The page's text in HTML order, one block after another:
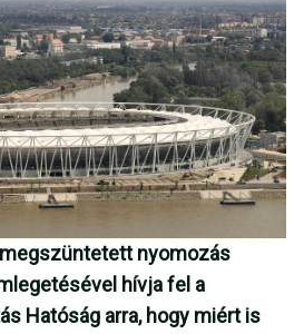
nyomozás
hívja fel a
Hatóság arra, hogy miért is